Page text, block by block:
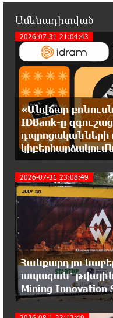
22:55:16 6-08-
Մերձավոր Արևելքում
22:37:22 6-08-
Մալաթիա-
հերթական ծառն է
Իրանը և
փոխել
նավագնացության
22:00:57 6-08-
8-ամյա
Սյունե
են Արարատի գագաթը
21:41:25 6-08-
Վթար
Ամենադիտված
2026-07-31 21:04:43
«Անվճար
IDBank-ը
դպրոցականների
2026-07-31 23:08:49
ապագան՝ թվային
Mining Innovation